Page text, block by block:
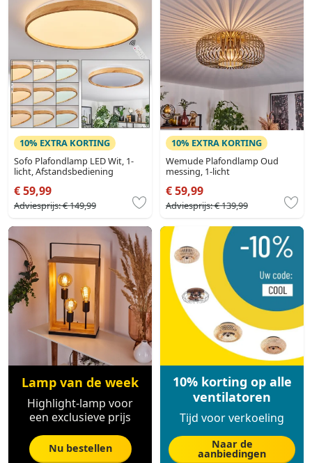
10% EXTRA KORTING
Sofo Plafondlamp LED Wit, 1-
licht, Afstandsbediening
€ 59,99
Adviesprijs:€ 149,99
10% EXTRA KORTING
Wemude Plafondlamp Oud
messing, 1-licht
€ 59,99
Adviesprijs:€ 139,99
Lamp van de week
Highlight-lamp voor
een exclusieve prijs
Nu bestellen
10% korting op alle
ventilatoren
Tijd voor verkoeling
Naar de
aanbiedingen